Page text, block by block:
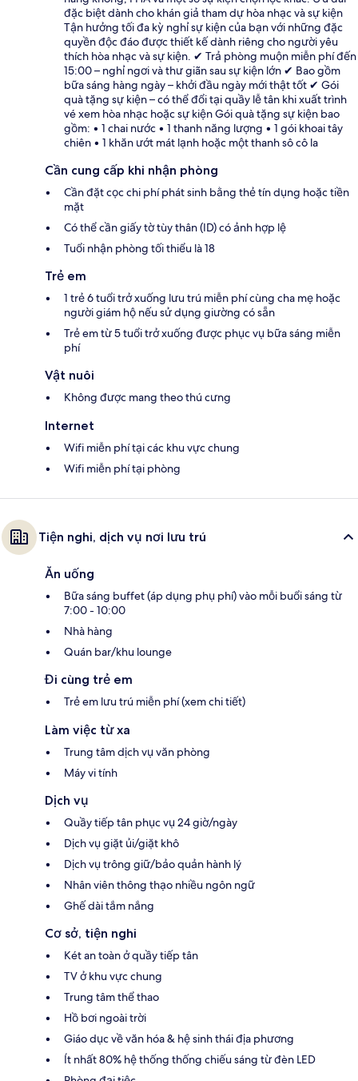
đặc biệt dành cho khán giả tham dự hòa nhạc và sự kiện
Tận hưởng tối đa kỳ nghỉ sự kiện của bạn với những đặc
quyền độc đáo được thiết kế dành riêng cho người yêu
thích hòa nhạc và sự kiện. ✔ Trả phòng muộn miễn phí đến
15:00 – nghỉ ngơi và thư giãn sau sự kiện lớn ✔ Bao gồm
bữa sáng hàng ngày – khởi đầu ngày mới thật tốt ✔ Gói
quà tặng sự kiện – có thể đổi tại quầy lễ tân khi xuất trình
vé xem hòa nhạc hoặc sự kiện Gói quà tặng sự kiện bao
gồm: • 1 chai nước • 1 thanh năng lượng • 1 gói khoai tây
chiên • 1 khăn ướt mát lạnh hoặc một thanh sô cô la
Cần cung cấp khi nhận phòng
Cần đặt cọc chi phí phát sinh bằng thẻ tín dụng hoặc tiền
mặt
Có thể cần giấy tờ tùy thân (ID) có ảnh hợp lệ
Tuổi nhận phòng tối thiểu là 18
Trẻ em
1 trẻ 6 tuổi trở xuống lưu trú miễn phí cùng cha mẹ hoặc
người giám hộ nếu sử dụng giường có sẵn
Trẻ em từ 5 tuổi trở xuống được phục vụ bữa sáng miễn
phí
Vật nuôi
Không được mang theo thú cưng
Internet
Wifi miễn phí tại các khu vực chung
Wifi miễn phí tại phòng
Tiện nghi, dịch vụ nơi lưu trú
Ăn uống
Bữa sáng buffet (áp dụng phụ phí) vào mỗi buổi sáng từ
7:00 - 10:00
Nhà hàng
Quán bar/khu lounge
Đi cùng trẻ em
Trẻ em lưu trú miễn phí (xem chi tiết)
Làm việc từ xa
Trung tâm dịch vụ văn phòng
Máy vi tính
Dịch vụ
Quầy tiếp tân phục vụ 24 giờ/ngày
Dịch vụ giặt ủi/giặt khô
Dịch vụ trông giữ/bảo quản hành lý
Nhân viên thông thạo nhiều ngôn ngữ
Ghế dài tắm nắng
Cơ sở, tiện nghi
Két an toàn ở quầy tiếp tân
TV ở khu vực chung
Trung tâm thể thao
Hồ bơi ngoài trời
Giáo dục về văn hóa & hệ sinh thái địa phương
Ít nhất 80% hệ thống thống chiếu sáng từ đèn LED